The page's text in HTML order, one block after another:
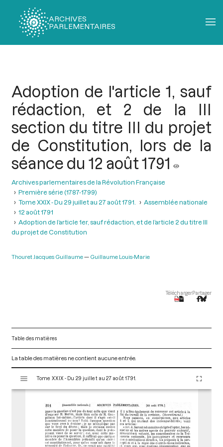
ARCHIVES
PARLEMENTAIRES
Adoption de l'article 1, sauf
rédaction, et 2 de la III
section du titre III du projet
de Constitution, lors de la
séance du 12 août 1791
Archives parlementaires de la Révolution Française
Première série (1787-1799)
Tome XXIX - Du 29 juillet au 27 août 1791.
Assemblée nationale
12 août 1791
Adoption de l’article 1er, sauf rédaction, et de l’article 2 du titre III
du projet de Constitution
Thouret Jacques Guillaume Guillaume Louis-Marie
TéléchargerPartager
Table des matières
La table des matières ne contient aucune entrée.
s
Tome XXIX - Du 29 juillet au 27 août 1791.